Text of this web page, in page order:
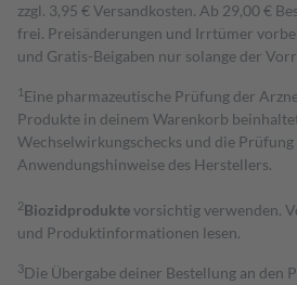
zzgl. 3,95 € Versandkosten. Ab 29,00 €
frei. Preisänderungen und Irrtümer
und Gratis-Beigaben nur solange der
1 Eine pharmazeutische Prüfung der
Produkte in deinem Warenkorb
Wechselwirkungschecks und die
Anwendungshinweise des Herstellers.
2Biozidproduktevorsichtig verwenden.
und Produktinformationen lesen.
3Die Übergabe deiner Bestellung an den